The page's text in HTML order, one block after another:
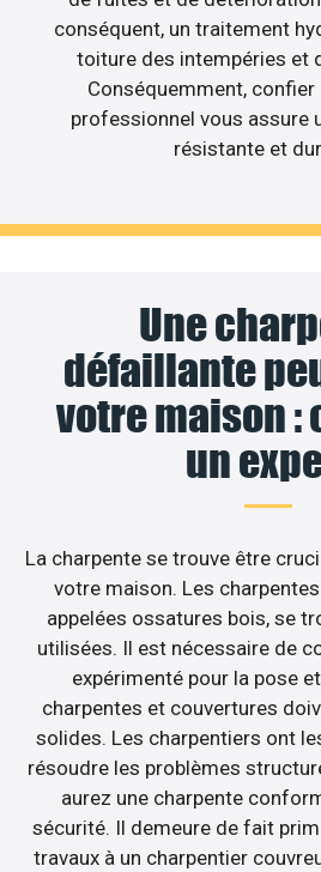
conséquent, un traitement
toiture des intempéries et
Conséquemment, confier
professionnel vous assure
résistante et
Une
défaillante
votre maison :
un
La charpente se trouve être
votre maison. Les
appelées ossatures bois, se
utilisées. Il est nécessaire de
expérimenté pour la pose
charpentes et couvertures
solides. Les charpentiers ont
résoudre les problèmes
aurez une charpente
sécurité. Il demeure de fait
travaux à un charpentier